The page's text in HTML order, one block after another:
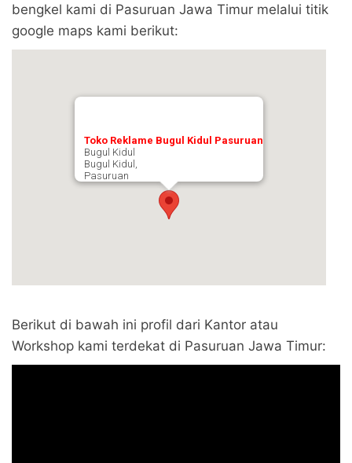
bengkel kami di Pasuruan Jawa Timur melalui titik
google maps kami berikut:
Toko Reklame Bugul Kidul Pasuruan
Bugul Kidul
Bugul Kidul,
Pasuruan
Berikut di bawah ini profil dari Kantor atau
Workshop kami terdekat di Pasuruan Jawa Timur: